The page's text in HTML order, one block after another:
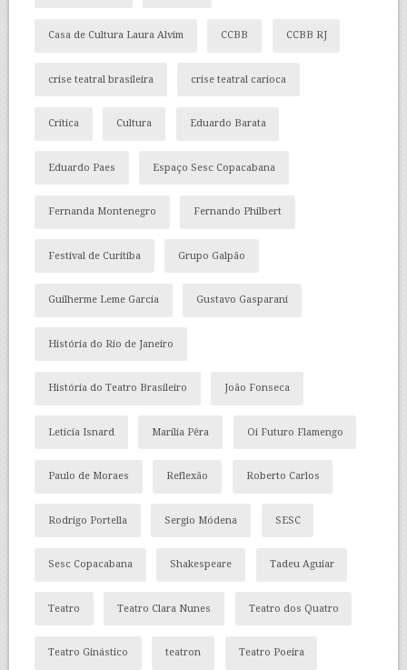
Casa de Cultura Laura Alvim CCBB CCBB RJ
crise teatral brasileira crise teatral carioca
Crítica Cultura Eduardo Barata
Eduardo Paes Espaço Sesc Copacabana
Fernanda Montenegro Fernando Philbert
Festival de Curitiba Grupo Galpão
Guilherme Leme Garcia Gustavo Gasparani
História do Rio de Janeiro
História do Teatro Brasileiro João Fonseca
Letícia Isnard Marília Pêra Oi Futuro Flamengo
Paulo de Moraes Reflexão Roberto Carlos
Rodrigo Portella Sergio Módena SESC
Sesc Copacabana Shakespeare Tadeu Aguiar
Teatro Teatro Clara Nunes Teatro dos Quatro
Teatro Ginástico teatron Teatro Poeira